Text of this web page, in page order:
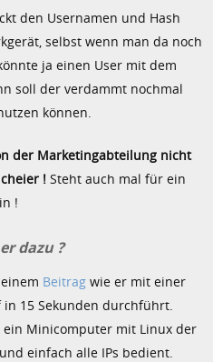
den Usernamen und Hash
selbst wenn man da noch
ja einen User mit dem
soll der verdammt nochmal
können.
der Marketingabteilung nicht
!Steht auch mal für ein
!
dazu ?
Beitrag wie er mit einer
in 15 Sekunden durchführt.
ein Minicomputer mit Linux der
einfach alle IPs bedient.